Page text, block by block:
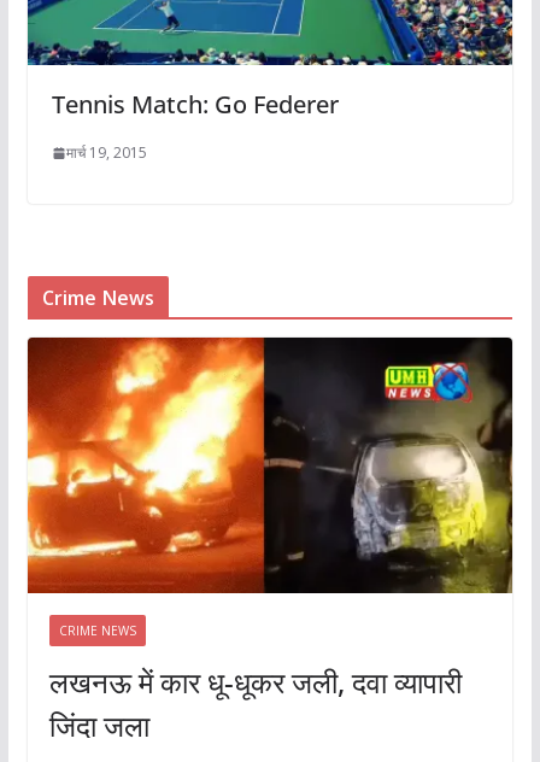
Tennis Match: Go Federer
मार्च 19, 2015
Crime News
CRIME NEWS
लखनऊ में कार धू-धूकर जली, दवा व्यापारी
जिंदा जला